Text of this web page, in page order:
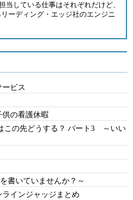
当している仕事はそれぞれだけど、
リーディング・エッジ社のエンジニ
ービス
の看護休暇
この先どうする？ パート3 ～いい
書いていませんか？～
インジャッジまとめ